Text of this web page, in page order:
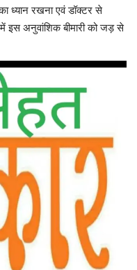
का ध्यान रखना एवं डॉक्टर से
में इस अनुवांशिक बीमारी को जड़ से